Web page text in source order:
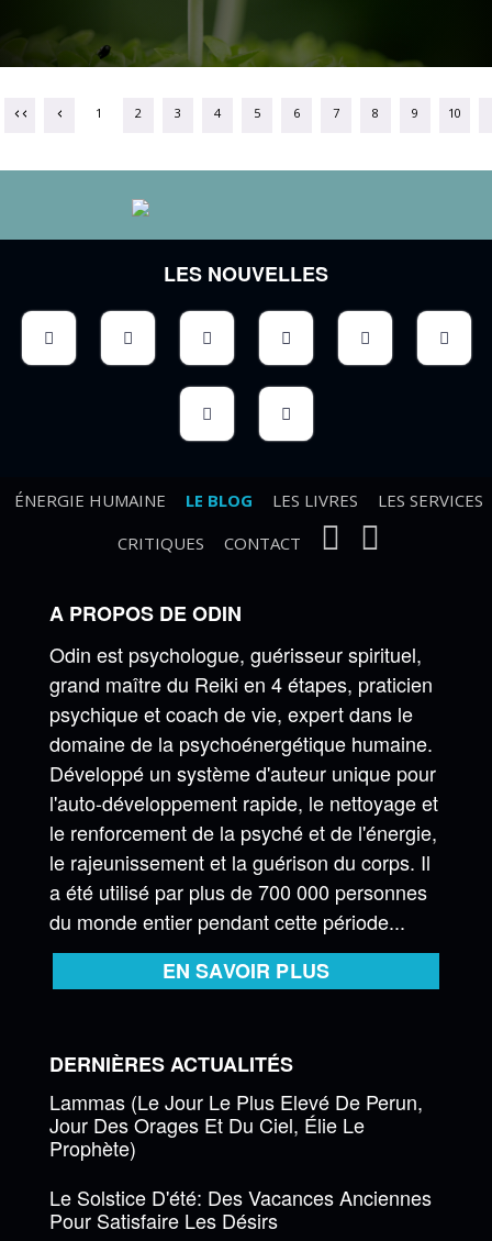
1 2 3 4 5 6 7 8 9 10
LES NOUVELLES
ÉNERGIE HUMAINE LE BLOG LES LIVRES
LES SERVICES
CRITIQUES
CONTACT
A PROPOS DE ODIN
Odin est psychologue, guérisseur spirituel,
grand maître du Reiki en 4 étapes, praticien
psychique et coach de vie, expert dans le
domaine de la psychoénergétique humaine.
Développé un système d'auteur unique pour
l'auto-développement rapide, le nettoyage et
le renforcement de la psyché et de l'énergie,
le rajeunissement et la guérison du corps. Il
a été utilisé par plus de 700 000 personnes
du monde entier pendant cette période...
EN SAVOIR PLUS
DERNIÈRES ACTUALITÉS
Lammas (Le Jour Le Plus Elevé De Perun,
Jour Des Orages Et Du Ciel, Élie Le
Prophète)
Le Solstice D'été: Des Vacances Anciennes
Pour Satisfaire Les Désirs